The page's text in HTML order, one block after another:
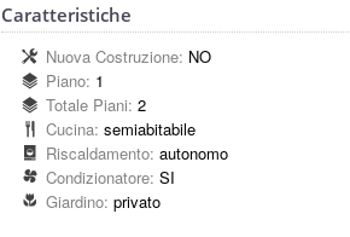
Caratteristiche
Nuova Costruzione: NO
Piano: 1
Totale Piani: 2
Cucina: semiabitabile
Riscaldamento: autonomo
Condizionatore: SI
Giardino: privato